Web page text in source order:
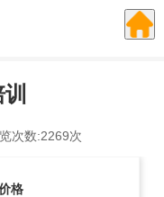
次数:2269次
格